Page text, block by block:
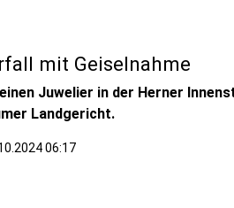
mit Geiselnahme
Juwelier in der Herner
Landgericht.
06:17